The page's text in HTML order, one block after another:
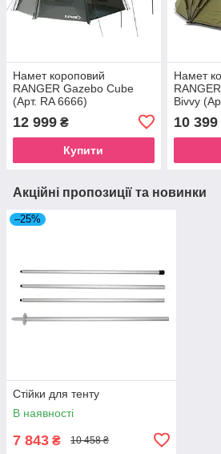
Намет короповий
RANGER Gazebo Cube
(Арт. RA 6666)
12 999 ₴
Купити
Намет
Bivvy
10 399
Акційні пропозиції та новинки
–25%
Стійки для тенту
В наявності
7 843 ₴ 10 458 ₴